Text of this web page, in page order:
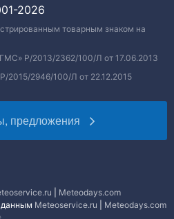
2026
товарным знаком на
Р/2013/2362/100/Л от 17.06.2013
2015/2946/100/Л от 22.12.2015
предложения
Meteodays.com
данным Meteoservice.ru
Meteodays.com